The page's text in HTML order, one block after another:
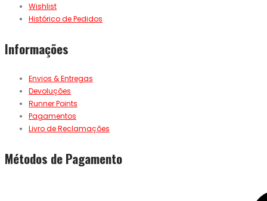
Wishlist
Histórico de Pedidos
Informações
Envios & Entregas
Devoluções
Runner Points
Pagamentos
Livro de Reclamações
Métodos de Pagamento